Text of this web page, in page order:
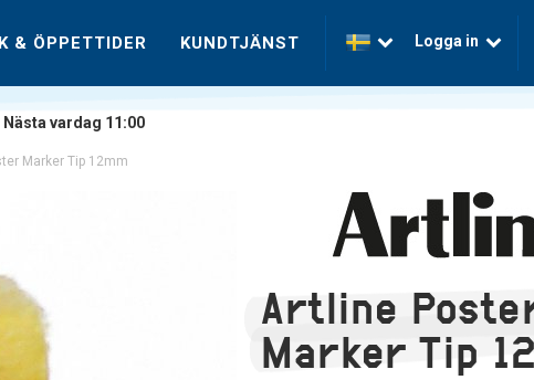
& ÖPPETTIDER KUNDTJÄNST Logga in
Nästa vardag 11:00
Marker Tip 12mm
Artline
Marker Tip